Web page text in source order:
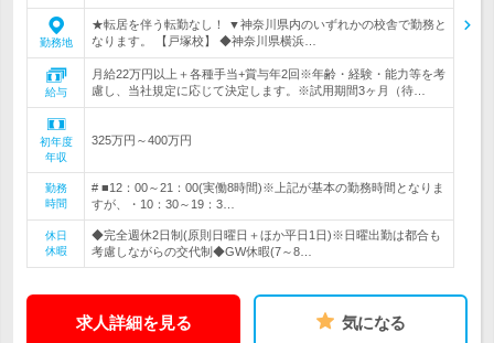
勤務地
★転居を伴う転勤なし！ ▼神奈川県内のいずれかの校舎で勤務と
なります。 【戸塚校】 ◆神奈川県横浜…
給与
月給22万円以上＋各種手当+賞与年2回※年齢・経験・能力等を考
慮し、当社規定に応じて決定します。※試用期間3ヶ月（待…
初年度
年収
325万円～400万円
勤務
時間
# ■12：00～21：00(実働8時間)※上記が基本の勤務時間となりま
すが、・10：30～19：3…
休日
休暇
◆完全週休2日制(原則日曜日＋ほか平日1日)※日曜出勤は都合も
考慮しながらの交代制◆GW休暇(7～8…
求人詳細を見る 気になる